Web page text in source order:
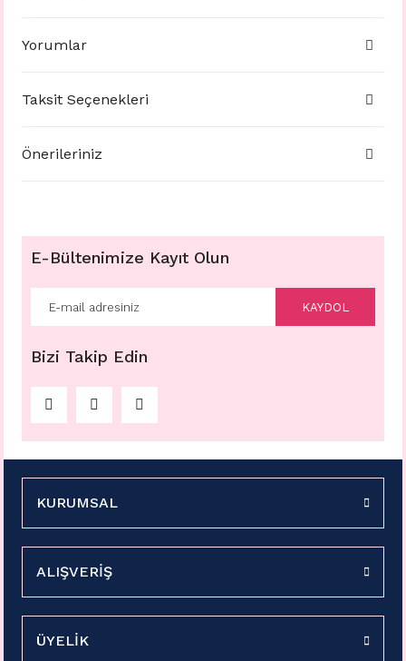
Yorumlar
Taksit Seçenekleri
Önerileriniz
E-Bültenimize Kayıt Olun
KAYDOL
Bizi Takip Edin
KURUMSAL
ALIŞVERİŞ
ÜYELİK